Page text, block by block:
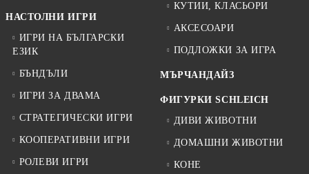
НАСТОЛНИ ИГРИ
ИГРИ НА БЪЛГАРСКИ
ЕЗИК
БЪНДЪЛИ
ИГРИ ЗА ДВАМА
СТРАТЕГИЧЕСКИ ИГРИ
КООПЕРАТИВНИ ИГРИ
РОЛЕВИ ИГРИ
КУТИИ, КЛАСЬОРИ
АКСЕСОАРИ
ПОДЛОЖКИ ЗА ИГРА
МЪРЧАНДАЙЗ
ФИГУРКИ SCHLEICH
ДИВИ ЖИВОТНИ
ДОМАШНИ ЖИВОТНИ
КОНЕ